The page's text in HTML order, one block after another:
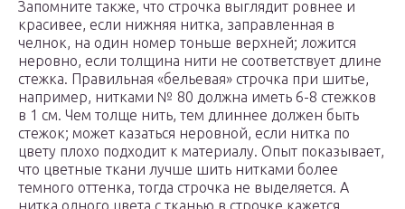
Запомните также, что строчка выглядит ровнее и
красивее, если нижняя нитка, заправленная в
челнок, на один номер тоньше верхней; ложится
неровно, если толщина нити не соответствует длине
стежка. Правильная «бельевая» строчка при шитье,
например, нитками № 80 должна иметь 6-8 стежков
в 1 см. Чем толще нить, тем длиннее должен быть
стежок; может казаться неровной, если нитка по
цвету плохо подходит к материалу. Опыт показывает,
что цветные ткани лучше шить нитками более
темного оттенка, тогда строчка не выделяется. А
нитка одного цвета с тканью в строчке кажется